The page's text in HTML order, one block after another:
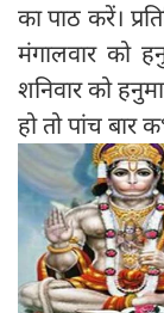
का पाठ करें।
मंगालवार को
शनिवार को
हो तो पांच बार